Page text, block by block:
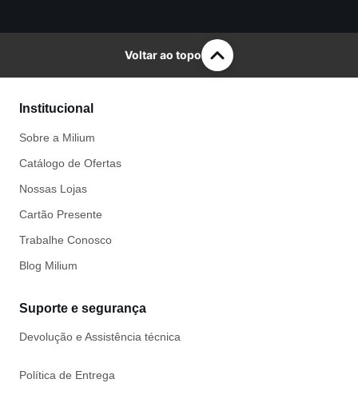
Voltar ao topo
Institucional
Sobre a Milium
Catálogo de Ofertas
Nossas Lojas
Cartão Presente
Trabalhe Conosco
Blog Milium
Suporte e segurança
Devolução e Assistência técnica
Política de Entrega